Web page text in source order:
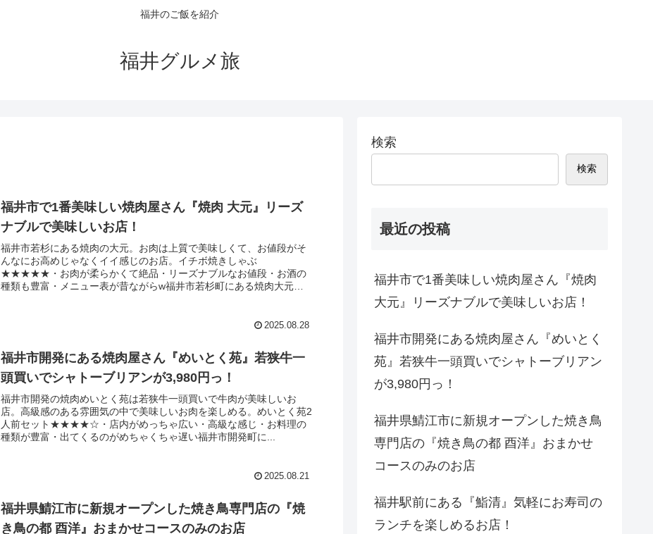
福井のご飯を紹介
福井グルメ旅
福井市で1番美味しい焼肉屋さん『焼肉 大元』リーズ
ナブルで美味しいお店！
福井市若杉にある焼肉の大元。お肉は上質で美味しくて、お値段がそ
んなにお高めじゃなくイイ感じのお店。イチボ焼きしゃぶ
★★★★★・お肉が柔らかくて絶品・リーズナブルなお値段・お酒の
種類も豊富・メニュー表が昔ながらw福井市若杉町にある焼肉大元。
2025.08.28
福井市開発にある焼肉屋さん『めいとく苑』若狭牛一
頭買いでシャトーブリアンが3,980円っ！
福井市開発の焼肉めいとく苑は若狭牛一頭買いで牛肉が美味しいお
店。高級感のある雰囲気の中で美味しいお肉を楽しめる。めいとく苑2
人前セット★★★★☆・店内がめっちゃ広い・高級な感じ・お料理の
種類が豊富・出てくるのがめちゃくちゃ遅い福井市開発町に...
2025.08.21
福井県鯖江市に新規オープンした焼き鳥専門店の『焼
き鳥の都 酉洋』おまかせコースのみのお店
検索
検索
最近の投稿
福井市で1番美味しい焼肉屋さん『焼肉
大元』リーズナブルで美味しいお店！
福井市開発にある焼肉屋さん『めいとく
苑』若狭牛一頭買いでシャトーブリアン
が3,980円っ！
福井県鯖江市に新規オープンした焼き鳥
専門店の『焼き鳥の都 酉洋』おまかせ
コースのみのお店
福井駅前にある『鮨清』気軽にお寿司の
ランチを楽しめるお店！